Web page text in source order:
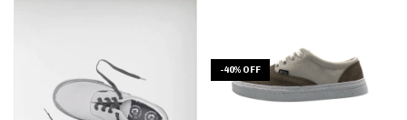
-40% OFF